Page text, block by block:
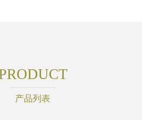
产品列表